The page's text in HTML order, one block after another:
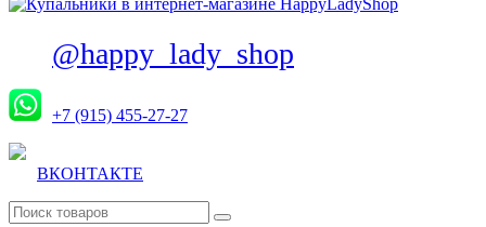
@happy_lady_shop
+7 (915) 455-27-27
ВКОНТАКТЕ